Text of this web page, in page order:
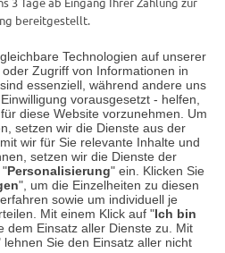
Technologien auf unserer
Zugriff von Informationen in
essenziell, während andere uns
vorausgesetzt - helfen,
diese Website vorzunehmen. Um
setzen wir die Dienste aus der
wir für Sie relevante Inhalte und
setzen wir die Dienste der
"Personalisierung" ein. Klicken Sie
", um die Einzelheiten zu diesen
sowie um individuell je
Mit einem Klick auf "Ich bin
dem Einsatz aller Dienste zu. Mit
lehnen Sie den Einsatz aller nicht
bereitgestellt.
in Meckenheim
Steinbüchel 6
Meckenheim
9:00 Uhr bis 18:00 Uhr
Information